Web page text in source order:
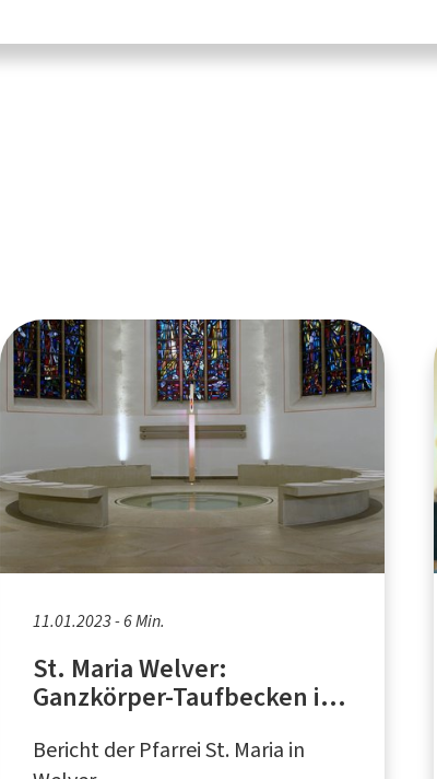
11.01.2023 - 6 Min.
St. Maria Welver:
Ganzkörper-Taufbecken in
Bericht der Pfarrei St. Maria in